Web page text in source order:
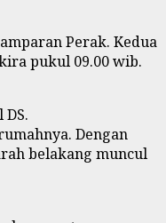
Perak. Kedua
pukul 09.00 wib.
Dengan
belakang muncul